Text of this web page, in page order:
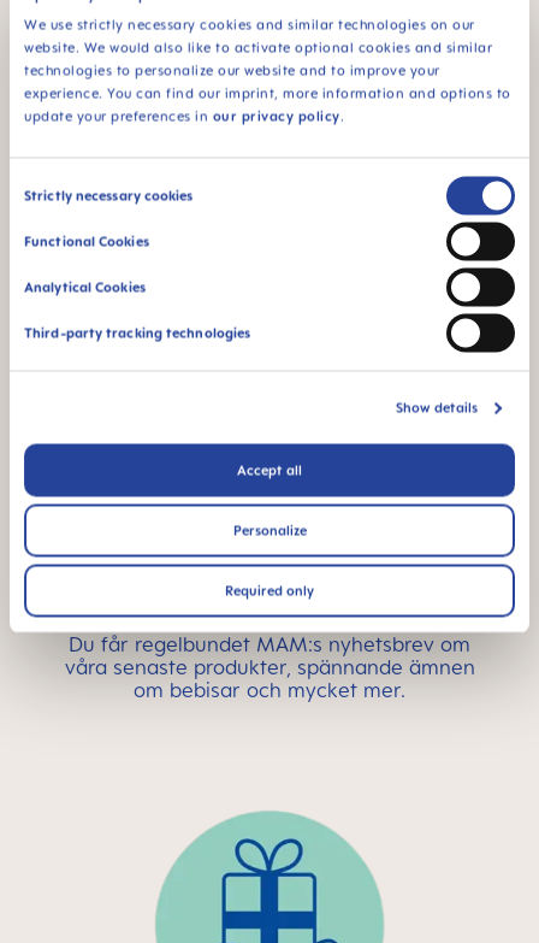
We use strictly necessary cookies and similar technologies on our
website. We would also like to activate optional cookies and similar
technologies to personalize our website and to improve your
experience. You can find our imprint, more information and options to
update your preferences in our privacy policy.
Consent
Strictly necessary cookies
Functional Cookies
Analytical Cookies
Third-party tracking technologies
Show details
Accept all
Personalize
Required only
PRODUKTTESTER
produkter och dela med dig av dina
NYHETSBREV
Du får regelbundet MAM:s nyhetsbrev om
våra senaste produkter, spännande ämnen
om bebisar och mycket mer.